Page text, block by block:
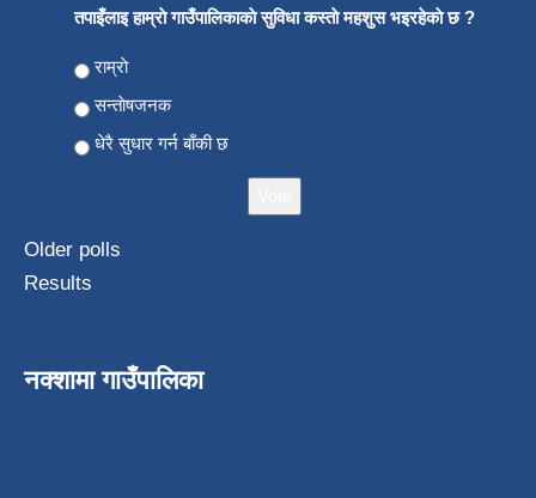
तपाइँलाइ हाम्राे गाउँपालिकाकाे सुविधा कस्ताे महशुस भइरहेकाे छ ?
Choices
राम्राे
सन्ताेषजनक
धेरै सुधार गर्न बाँकी छ
Older polls
Results
नक्शामा गाउँपालिका